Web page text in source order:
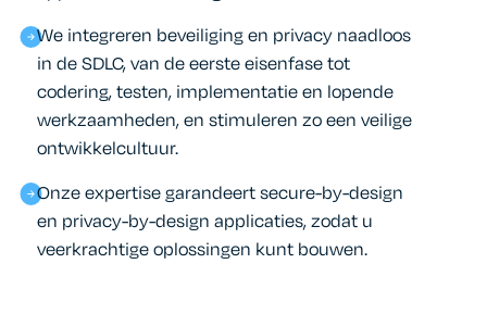
We integreren beveiliging en privacy naadloos
in de SDLC, van de eerste eisenfase tot
codering, testen, implementatie en lopende
werkzaamheden, en stimuleren zo een veilige
ontwikkelcultuur.
Onze expertise garandeert secure-by-design
en privacy-by-design applicaties, zodat u
veerkrachtige oplossingen kunt bouwen.